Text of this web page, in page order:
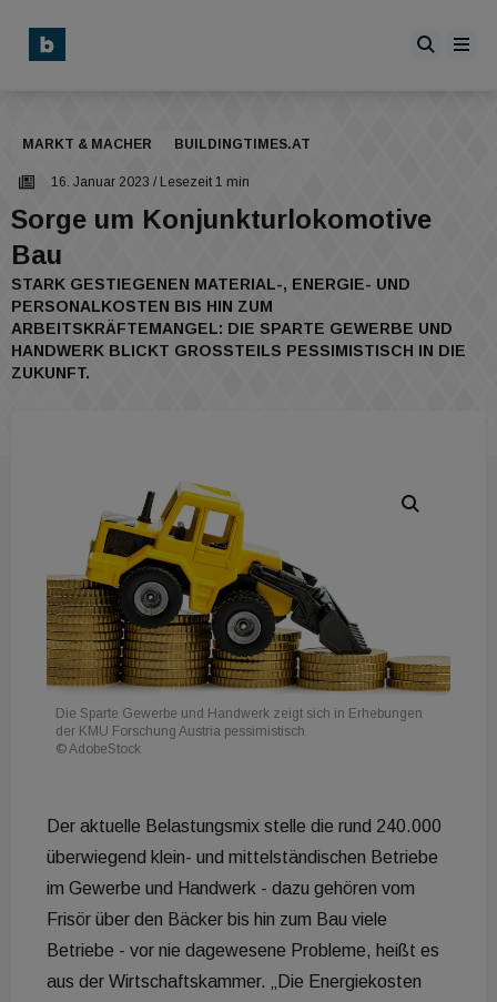
MARKT & MACHER BUILDINGTIMES.AT
16. Januar 2023 / Lesezeit 1 min
Sorge um Konjunkturlokomotive
Bau
STARK GESTIEGENEN MATERIAL-, ENERGIE- UND
PERSONALKOSTEN BIS HIN ZUM
ARBEITSKRÄFTEMANGEL: DIE SPARTE GEWERBE UND
HANDWERK BLICKT GROSSTEILS PESSIMISTISCH IN DIE Z
UKUNFT.
Die Sparte Gewerbe und Handwerk zeigt sich in Erhebungen
der KMU Forschung Austria pessimistisch.
© AdobeStock
Der aktuelle Belastungsmix stelle die rund 240.000
überwiegend klein- und mittelständischen Betriebe
im Gewerbe und Handwerk - dazu gehören vom
Frisör über den Bäcker bis hin zum Bau viele
Betriebe - vor nie dagewesene Probleme, heißt es
aus der Wirtschaftskammer. „Die Energiekosten